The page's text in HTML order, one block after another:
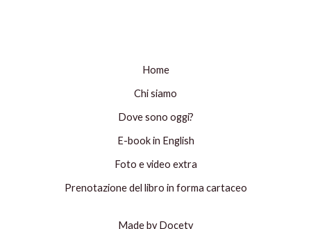
Home
Chi siamo
Dove sono oggi?
E-book in English
Foto e video extra
Prenotazione del libro in forma cartaceo
Made by Docety